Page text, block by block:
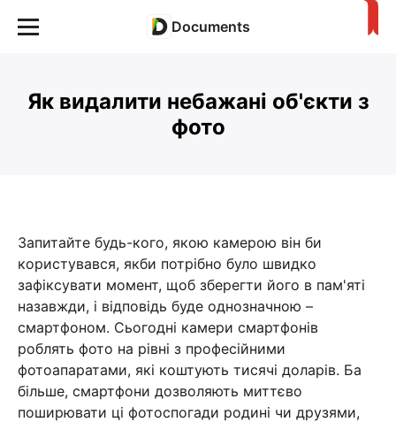
Documents
Як видалити небажані об'єкти з
фото
Запитайте будь-кого, якою камерою він би
користувався, якби потрібно було швидко
зафіксувати момент, щоб зберегти його в пам'яті
назавжди, і відповідь буде однозначною –
смартфоном. Сьогодні камери смартфонів
роблять фото на рівні з професійними
фотоапаратами, які коштують тисячі доларів. Ба
більше, смартфони дозволяють миттєво
поширювати ці фотоспогади родині чи друзями,